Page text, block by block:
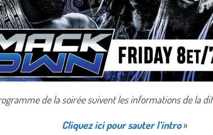
de la soirée suivent les informations de la
Cliquez ici pour sauter l’intro»